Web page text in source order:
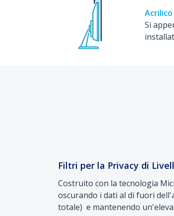
Si
Filtri per la Privacy di
Costruito con la tecnologia
oscurando i dati al di fuori
totale) e mantenendo